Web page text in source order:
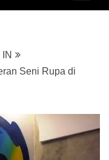
Seni Rupa di